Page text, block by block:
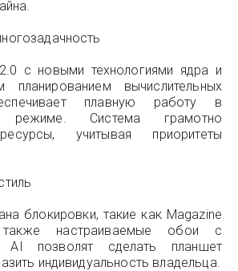
с новыми технологиями ядра и
планированием вычислительных
плавную работу в
режиме. Система грамотно
учитывая приоритеты
блокировки, такие как Magazine
настраиваемые обои с
AI позволят сделать планшет
индивидуальность владельца.